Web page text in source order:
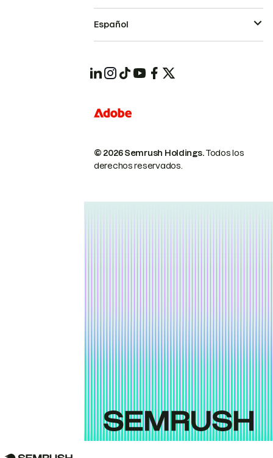
© 2026 Semrush Holdings.Todos los
derechos reservados.
Español